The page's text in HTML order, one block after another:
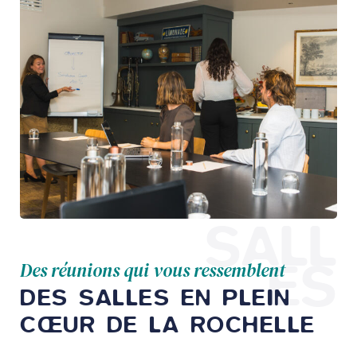
Des réunions qui vous ressemblent
DES SALLES EN PLEIN
CŒUR DE LA ROCHELLE
SALL
ES